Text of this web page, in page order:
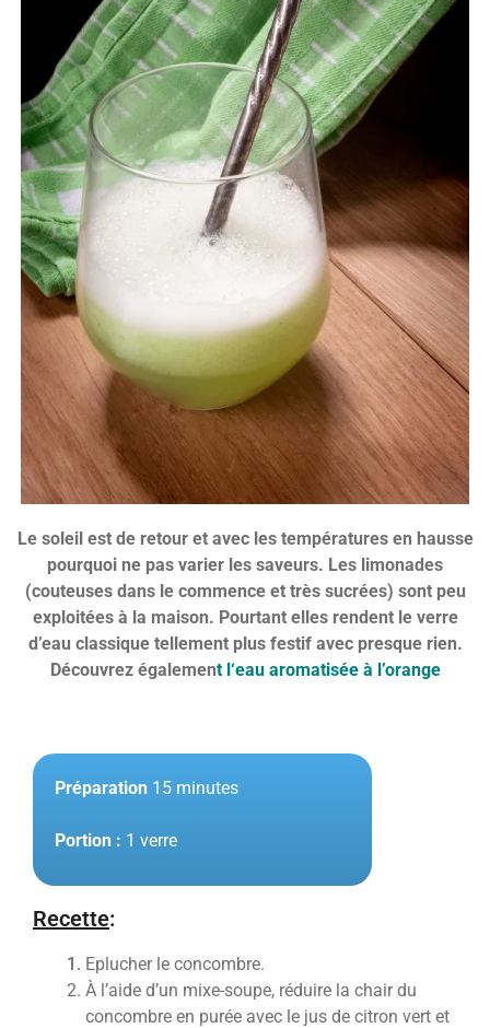
Le soleil est de retour et avec les températures en hausse
pourquoi ne pas varier les saveurs. Les limonades
(couteuses dans le commence et très sucrées) sont peu
exploitées à la maison. Pourtant elles rendent le verre
d’eau classique tellement plus festif avec presque rien.
Découvrez également l‘eau aromatisée à l’orange
Préparation 15 minutes
Portion : 1 verre
Recette:
Eplucher le concombre.
À l’aide d’un mixe-soupe, réduire la chair du
concombre en purée avec le jus de citron vert et